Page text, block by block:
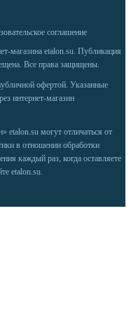
соглашение
магазина etalon.su. Публикация
Все права защищены.
офертой. Указанные
интернет-магазин
etalon.su могут отличаться от
в отношении обработки
каждый раз, когда оставляете
etalon.su.